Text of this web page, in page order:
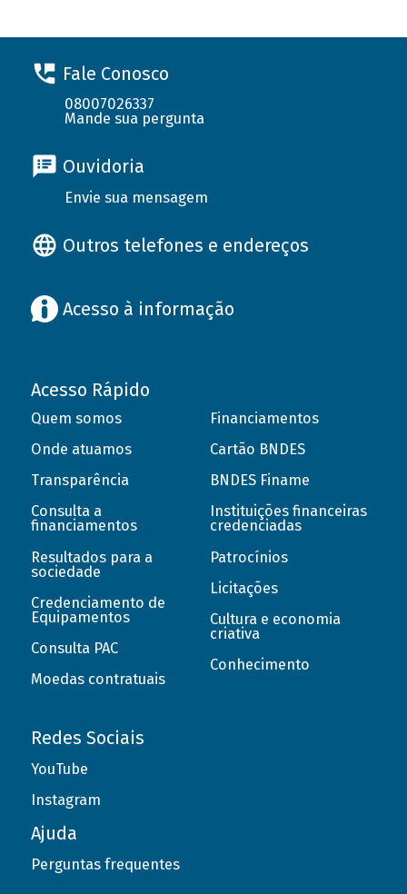
Fale Conosco
08007026337
Mande sua pergunta
Ouvidoria
Envie sua mensagem
Outros telefones e endereços
Acesso à informação
Acesso Rápido
Quem somos
Onde atuamos
Transparência
Consulta a
financiamentos
Resultados para a
sociedade
Credenciamento de
Equipamentos
Consulta PAC
Moedas contratuais
Financiamentos
Cartão BNDES
BNDES Finame
Instituições financeiras
credenciadas
Patrocínios
Licitações
Cultura e economia
criativa
Conhecimento
Redes Sociais
YouTube
Instagram
Ajuda
Perguntas frequentes